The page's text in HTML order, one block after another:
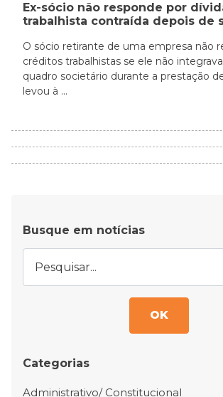
Ex-sócio não responde por
trabalhista contraída depois de
O sócio retirante de uma empresa não
créditos trabalhistas se ele não
quadro societário durante a prestação
levou à ...
Busque em notícias
OK
Categorias
Administrativo/ Constitucional